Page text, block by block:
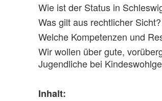
Wie ist der Status in
Was gilt aus rechtlicher Sicht?
Welche Kompetenzen und
Wir wollen über gute,
Jugendliche bei
Inhalt: